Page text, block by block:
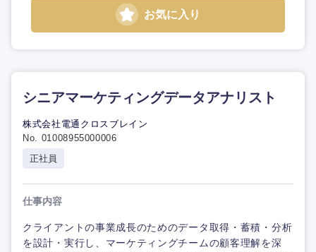
お気に入り
シニアマーケティングデータアナリスト
株式会社電通クロスブレイン
No. 01008955000006
正社員
仕事内容
クライアントの事業成長のためのデータ取得・蓄積・分析
を設計・実行し、マーケティングチームの顧客理解を深